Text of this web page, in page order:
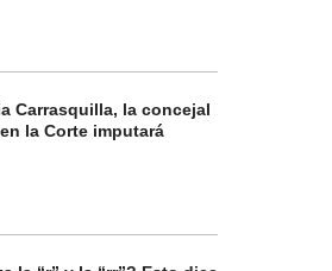
Carrasquilla, la concejal
la Corte imputará